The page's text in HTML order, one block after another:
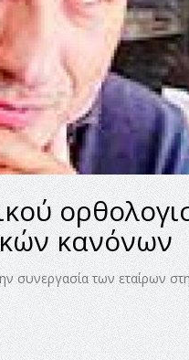
κανόνων
συνεργασία των εταίρων